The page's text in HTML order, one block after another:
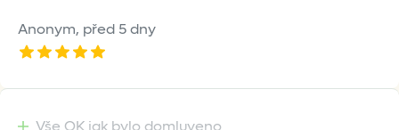
Anonym, před 5 dny
Vše OK jak bylo domluveno